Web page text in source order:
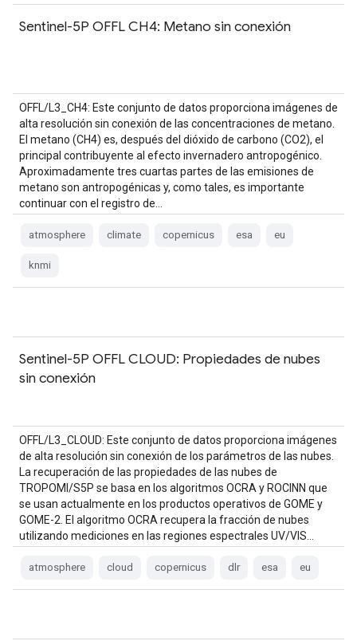
Sentinel-5P OFFL CH4: Metano sin conexión
OFFL/L3_CH4: Este conjunto de datos proporciona imágenes de
alta resolución sin conexión de las concentraciones de metano.
El metano (CH4) es, después del dióxido de carbono (CO2), el
principal contribuyente al efecto invernadero antropogénico.
Aproximadamente tres cuartas partes de las emisiones de
metano son antropogénicas y, como tales, es importante
continuar con el registro de…
atmosphere climate copernicus esa eu
knmi
Sentinel-5P OFFL CLOUD: Propiedades de nubes
sin conexión
OFFL/L3_CLOUD: Este conjunto de datos proporciona imágenes
de alta resolución sin conexión de los parámetros de las nubes.
La recuperación de las propiedades de las nubes de
TROPOMI/S5P se basa en los algoritmos OCRA y ROCINN que
se usan actualmente en los productos operativos de GOME y
GOME-2. El algoritmo OCRA recupera la fracción de nubes
utilizando mediciones en las regiones espectrales UV/VIS…
atmosphere cloud copernicus dlr esa eu